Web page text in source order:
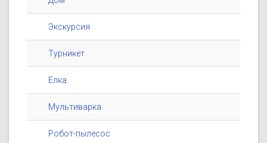
Экскурсия
Турникет
Елка
Мультиварка
Робот-пылесос